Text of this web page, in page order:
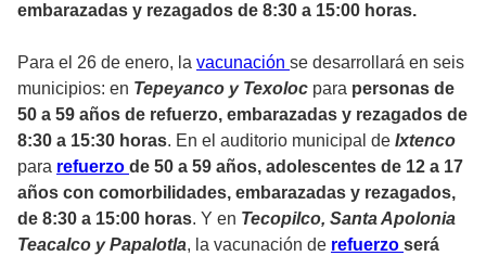
embarazadas y rezagados de 8:30 a 15:00 horas.
Para el 26 de enero, la vacunación se desarrollará en seis
municipios: en Tepeyanco y Texoloc para personas de
50 a 59 años de refuerzo, embarazadas y rezagados de
8:30 a 15:30 horas. En el auditorio municipal de Ixtenco
para refuerzo de 50 a 59 años, adolescentes de 12 a 17
años con comorbilidades, embarazadas y rezagados,
de 8:30 a 15:00 horas. Y en Tecopilco, Santa Apolonia
Teacalco y Papalotla, la vacunación de refuerzo será